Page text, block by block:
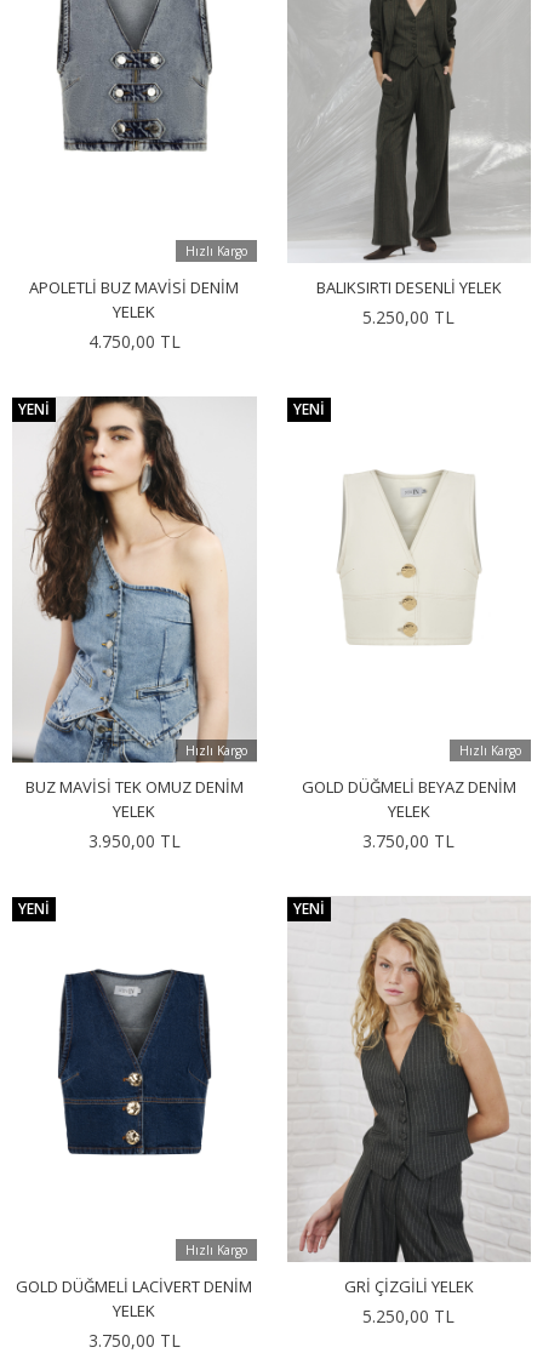
Hızlı Kargo
APOLETLI BUZ MAVISI DENIM
YELEK
4.750,00 TL
BALIKSIRTI DESENLI YELEK
5.250,00 TL
Hızlı Kargo
BUZ MAVISI TEK OMUZ DENIM
YELEK
3.950,00 TL
YENI
Hızlı Kargo
GOLD DÜĞMELI BEYAZ DENIM
YELEK
3.750,00 TL
YENI
Hızlı Kargo
GOLD DÜĞMELI LACIVERT DENIM
YELEK
3.750,00 TL
YENI
GRI ÇIZGILI YELEK
5.250,00 TL
YENI